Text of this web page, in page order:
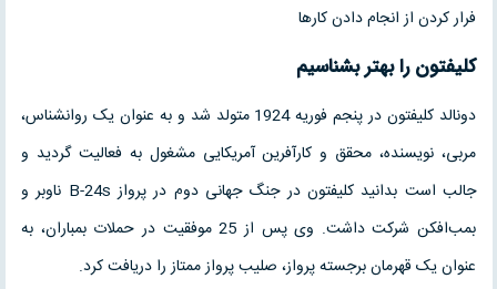
فرار کردن از انجام دادن کارها
کلیفتون را بهتر بشناسیم
دونالد کلیفتون در پنجم فوریه 1924 متولد شد و به عنوان یک روانشناس،
مربی، نویسنده، محقق و کارآفرین آمریکایی مشغول به فعالیت گردید و
جالب است بدانید کلیفتون در جنگ جهانی دوم در پرواز B-24s ناوبر و
بمب‌افکن شرکت داشت. وی پس از 25 موفقیت در حملات بمباران، به
عنوان یک قهرمان برجسته پرواز، صلیب پرواز ممتاز را دریافت کرد.